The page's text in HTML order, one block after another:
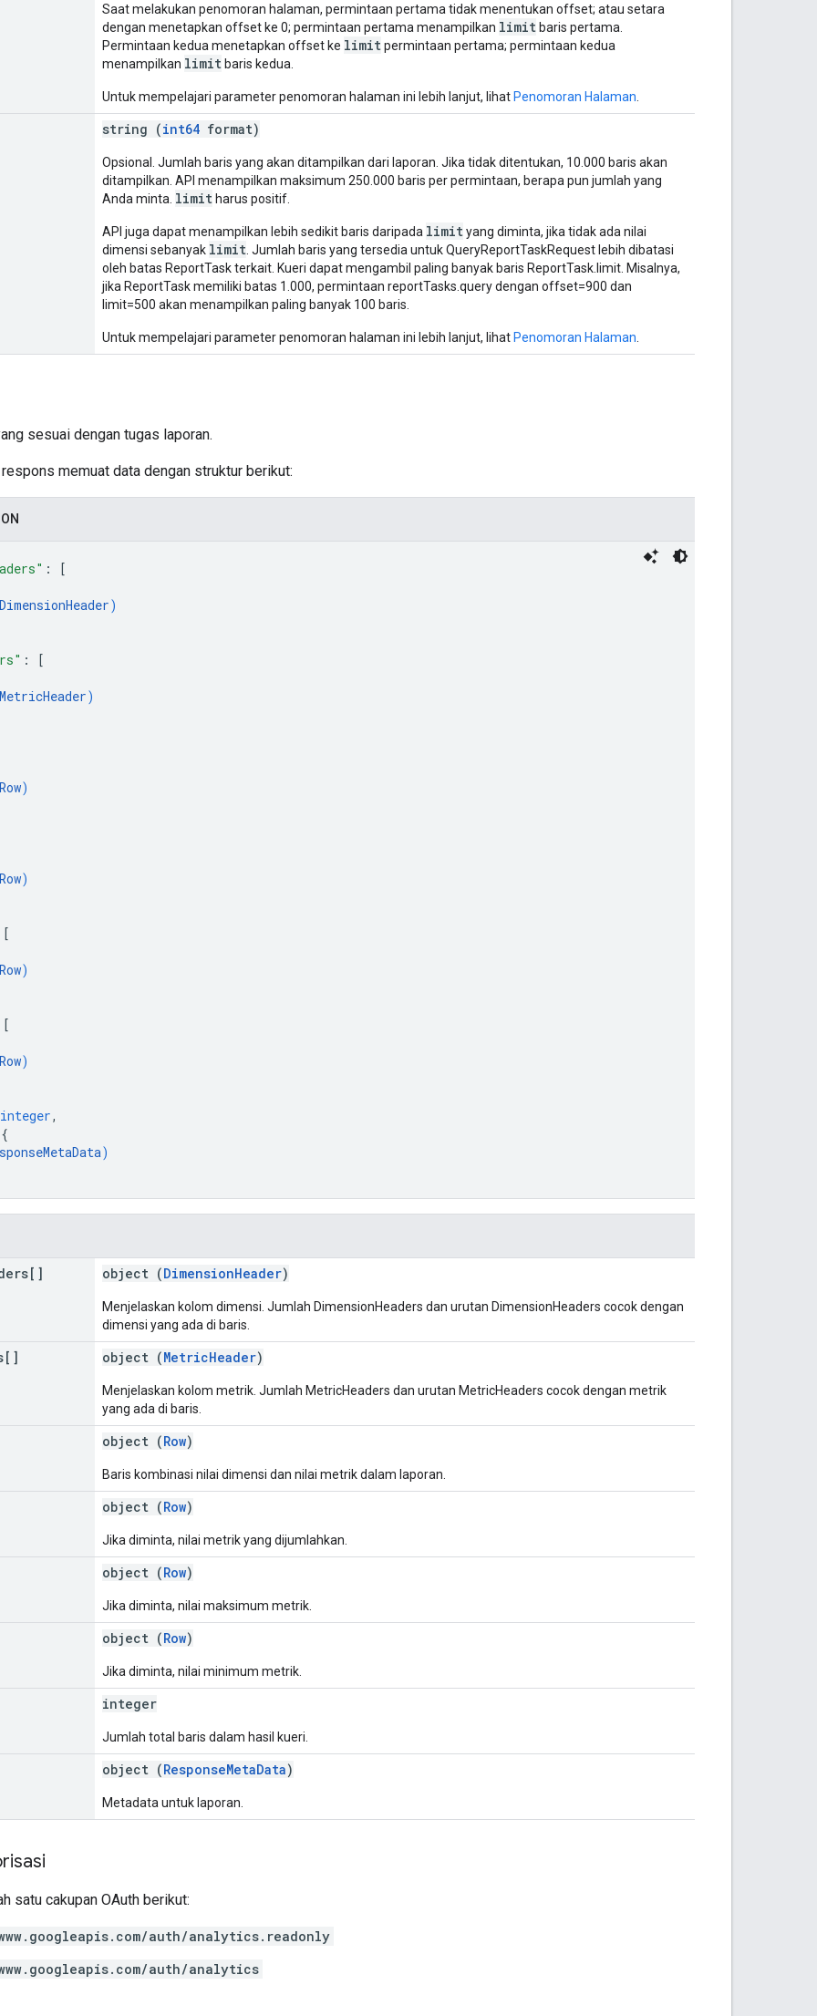
Saat melakukan penomoran halaman, permintaan pertama tidak menentukan offset; atau setara
dengan menetapkan offset ke 0; permintaan pertama menampilkan limit baris pertama.
Permintaan kedua menetapkan offset ke limitpermintaan pertama; permintaan kedua
menampilkan limit baris kedua.
Untuk mempelajari parameter penomoran halaman ini lebih lanjut, lihat Penomoran Halaman
string (int64 format)
Opsional. Jumlah baris yang akan ditampilkan dari laporan. Jika tidak ditentukan, 10.000 baris akan
ditampilkan. API menampilkan maksimum 250.000 baris per permintaan, berapa pun jumlah yang
Anda minta. limit harus positif.
API juga dapat menampilkan lebih sedikit baris daripada limityang diminta, jika tidak ada nilai
dimensi sebanyak limit . Jumlah baris yang tersedia untuk QueryReportTaskRequest lebih dibatasi
oleh batas ReportTask terkait. Kueri dapat mengambil paling banyak baris ReportTask.limit. Misalnya,
jika ReportTask memiliki batas 1.000, permintaan reportTasks.query dengan offset=900 dan
limit=500 akan menampilkan paling banyak 100 baris.
Untuk mempelajari parameter penomoran halaman ini lebih lanjut, lihat Penomoran Halaman
sesuai dengan tugas laporan.
respons memuat data dengan struktur berikut:
:
[
DimensionHeader)
:
[
MetricHeader)
Row)
Row)
[
Row)
[
Row)
integer,
{
)
object (DimensionHeader)
Menjelaskan kolom dimensi. Jumlah DimensionHeaders dan urutan DimensionHeaders cocok dengan
dimensi yang ada di baris.
object (MetricHeader)
Menjelaskan kolom metrik. Jumlah MetricHeaders dan urutan MetricHeaders cocok dengan metrik
yang ada di baris.
object (Row)
Baris kombinasi nilai dimensi dan nilai metrik dalam laporan.
object (Row)
Jika diminta, nilai metrik yang dijumlahkan.
object (Row)
Jika diminta, nilai maksimum metrik.
object (Row)
Jika diminta, nilai minimum metrik.
integer
Jumlah total baris dalam hasil kueri.
object (ResponseMetaData)
Metadata untuk laporan.
satu cakupan OAuth berikut:
auth/analytics.readonly
auth/analytics